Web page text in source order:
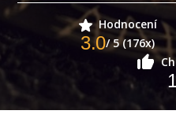
Hodnocení
3.0/ 5 (176x)